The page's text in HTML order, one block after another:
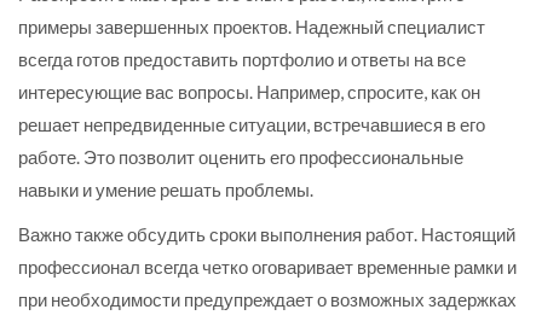
примеры завершенных проектов. Надежный специалист
всегда готов предоставить портфолио и ответы на все
интересующие вас вопросы. Например, спросите, как он
решает непредвиденные ситуации, встречавшиеся в его
работе. Это позволит оценить его профессиональные
навыки и умение решать проблемы.
Важно также обсудить сроки выполнения работ. Настоящий
профессионал всегда четко оговаривает временные рамки и
при необходимости предупреждает о возможных задержках